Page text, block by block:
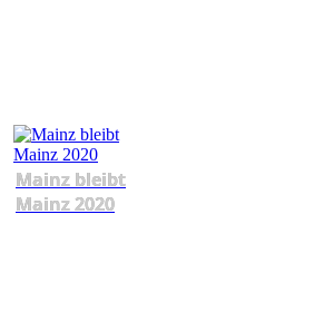
Mainz bleibt
Mainz 2020